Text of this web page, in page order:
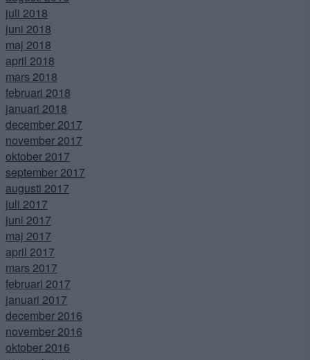
juli 2018
juni 2018
maj 2018
april 2018
mars 2018
februari 2018
januari 2018
december 2017
november 2017
oktober 2017
september 2017
augusti 2017
juli 2017
juni 2017
maj 2017
april 2017
mars 2017
februari 2017
januari 2017
december 2016
november 2016
oktober 2016